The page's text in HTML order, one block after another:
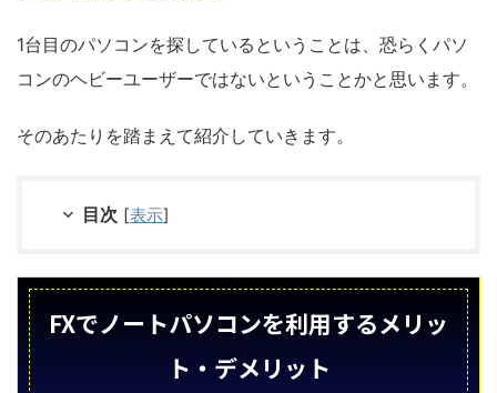
1台目のパソコンを探しているということは、恐らくパソ
コンのヘビーユーザーではないということかと思います。
そのあたりを踏まえて紹介していきます。
目次 [表示]
FXでノートパソコンを利用するメリッ
ト・デメリット